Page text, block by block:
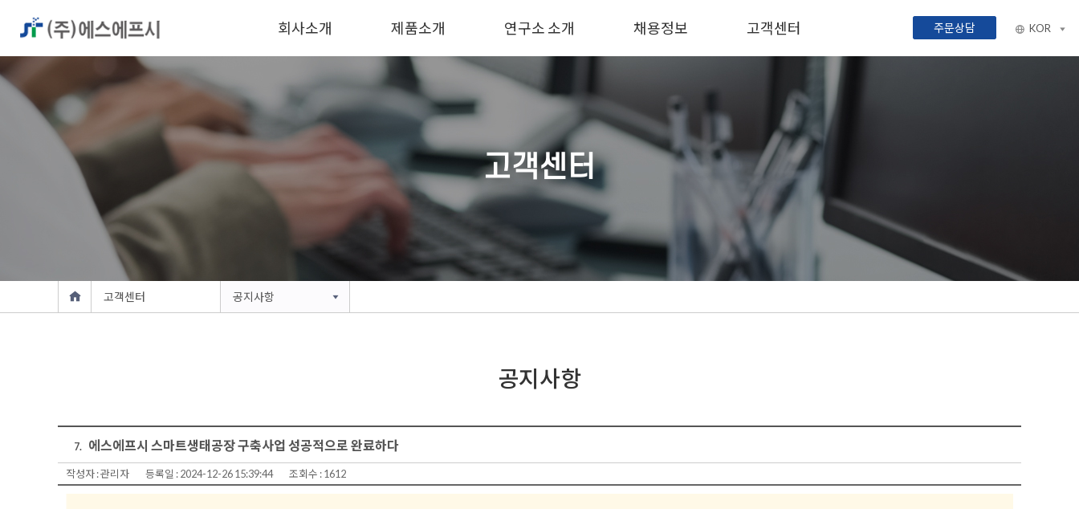
회사소개 제품소개 연구소 소개 채용정보 고객센터 주문상담 KOR
고객센터
고객센터 공지사항
공지사항
7. 에스에프시 스마트생태공장 구축사업 성공적으로 완료하다
작성자 :관리자 등록일 :2024-12-26 15:39:44 조회수 :1612